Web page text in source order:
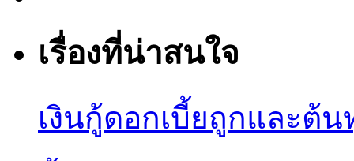
เรื่องที่น่าสนใจ
เงินกู้ดอกเบี้ยถูกและต้